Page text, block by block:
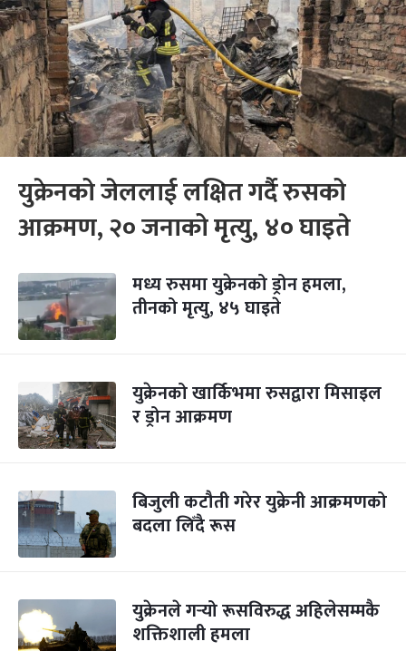
युक्रेनको जेललाई लक्षित गर्दै रुसको
आक्रमण, २० जनाको मृत्यु, ४० घाइते
मध्य रुसमा युक्रेनको ड्रोन हमला,
तीनको मृत्यु, ४५ घाइते
युक्रेनको खार्किभमा रुसद्वारा मिसाइल
र ड्रोन आक्रमण
बिजुली कटौती गरेर युक्रेनी आक्रमणको
बदला लिँदै रूस
युक्रेनले गर्‍यो रूसविरुद्ध अहिलेसम्मकै
शक्तिशाली हमला